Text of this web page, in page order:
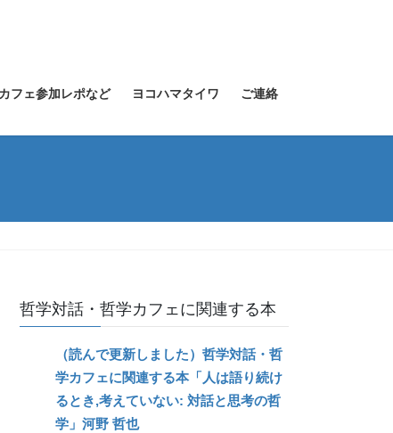
フェ参加レポなど ヨコハマタイワ ご連絡
哲学対話・哲学カフェに関連する本
（読んで更新しました）哲学対話・哲
学カフェに関連する本「人は語り続け
るとき,考えていない: 対話と思考の哲
学」河野 哲也